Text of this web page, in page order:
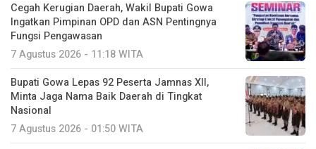
Cegah Kerugian Daerah, Wakil Bupati Gowa
Ingatkan Pimpinan OPD dan ASN Pentingnya
Fungsi Pengawasan
7 Agustus 2026 - 11:18 WITA
Bupati Gowa Lepas 92 Peserta Jamnas XII,
Minta Jaga Nama Baik Daerah di Tingkat
Nasional
7 Agustus 2026 - 01:50 WITA